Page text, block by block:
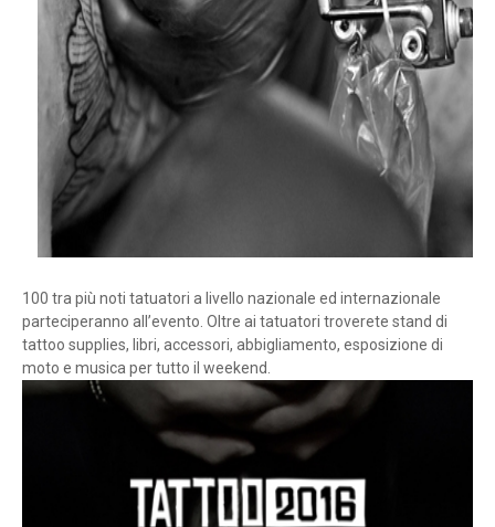
100 tra più noti tatuatori a livello nazionale ed internazionale
parteciperanno all’evento. Oltre ai tatuatori troverete stand di
tattoo supplies, libri, accessori, abbigliamento, esposizione di
moto e musica per tutto il weekend.